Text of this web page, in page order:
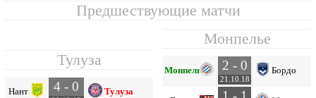
Предшествующие матчи
Тулуза
Нант 4 - 0 Тулуза
Монпелье
Монпелье 2 - 0
21.10.18
Бордо